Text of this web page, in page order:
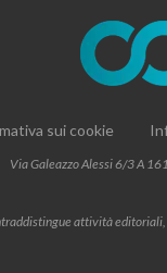
sui cookie
Via Galeazzo Alessi 6/3 A
attività